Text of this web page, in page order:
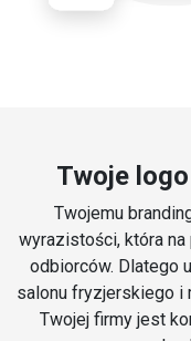
Twoje
Twojemu
wyrazistości, która
odbiorców. Dlatego
salonu fryzjerskiego i
Twojej firmy jest